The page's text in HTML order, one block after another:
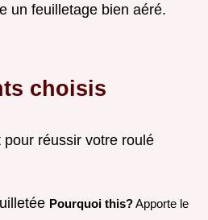
un feuilletage bien aéré.
choisis
réussir votre roulé
Pourquoi this?Apporte le